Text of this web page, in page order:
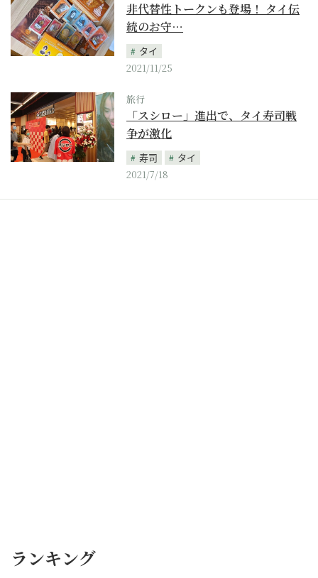
非代替性トークンも登場！ タイ伝
統のお守…
タイ
2021/11/25
旅行
「スシロー」進出で、タイ寿司戦
争が激化
寿司
タイ
2021/7/18
ランキング